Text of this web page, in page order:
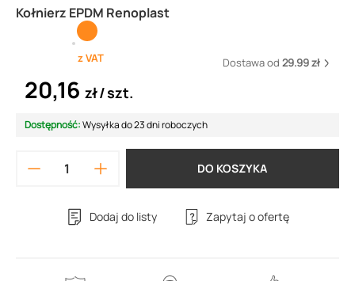
Kołnierz EPDM Renoplast
z VAT Dostawa od 29.99 zł
20,16 zł szt.
Dostępność:Wysyłka do 23 dni roboczych
DO KOSZYKA
Dodaj do listy Zapytaj o ofertę